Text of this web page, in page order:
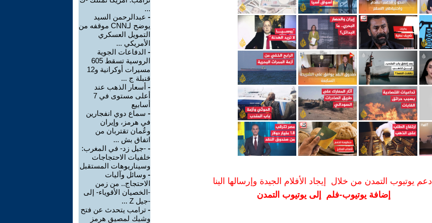
ادعم يوتيوب التمدن من خلال إيجاد الأفلام الجيدة وإرسالها الينا
إضافة يوتيوب-فلم إلى يوتيوب التمدن
...
- عبدالرحمن السيد
يوضح لـCNN موقفه من
التمويل العسكري
الأمريكي ...
- الدفاعات الجوية
الروسية تسقط 605
مسيرات أوكرانية و12
قنبلة ج ...
- أسعار الذهب عند
أعلى مستوى في 7
أسابيع
- سماع دوي انفجارين
في هرمز، وإيران
وعُمان تقتربان من
اتفاق بش ...
- -جيل زد- في المغرب:
خلفيات الاحتجاجات
وسيناريوهات المستقبل
- وسائل وآليات
الاحتجاج.. من زمن
-الخصيان الأقوياء- إلى
-جيل Z ...
- ترامب يتحدث عن فتح
وشيك لمصيق هرمز